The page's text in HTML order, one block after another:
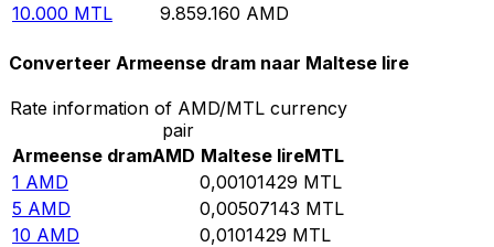
10.000 MTL 9.859.160 AMD
Converteer Armeense dram naar Maltese lire
Rate information of AMD/MTL currency
pair
Armeense dramAMD Maltese lireMTL
1 AMD 0,00101429 MTL
5 AMD 0,00507143 MTL
10 AMD 0,0101429 MTL